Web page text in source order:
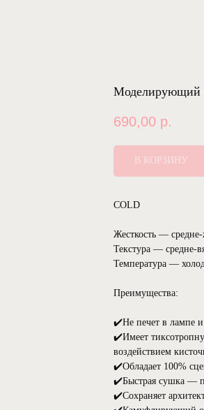
Моделирующий
690,00 р.
В КОРЗИНУ
COLD
Жесткость —
Текстура — средне-
Температура —
Преимущества:
✔️Не печет в лампе
✔️Имеет
воздействием
✔️Обладает 100%
✔️Быстрая сушка —
✔️Сохраняет